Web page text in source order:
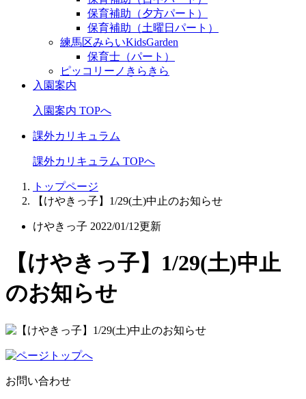
保育補助（夕方パート）
保育補助（土曜日パート）
練馬区みらいKidsGarden
保育士（パート）
ピッコリーノきらきら
入園案内
入園案内 TOPへ
課外カリキュラム
課外カリキュラム TOPへ
トップページ
【けやきっ子】1/29(土)中止のお知らせ
けやきっ子 2022/01/12更新
【けやきっ子】1/29(土)中止
のお知らせ
お問い合わせ